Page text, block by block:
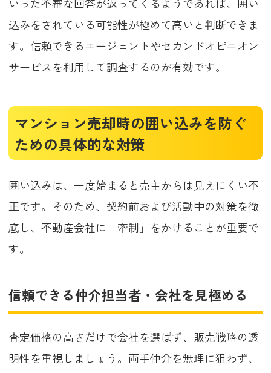
込みをされている可能性が極めて高いと判断できま
す。信頼できるエージェントやセカンドオピニオン
サービスを利用して調査するのが有効です。
マンション売却時の囲い込みを防ぐ
ための具体的な対策
囲い込みは、一度始まると売主からは見えにくい不
正です。そのため、契約前および活動中の対策を徹
底し、不動産会社に「牽制」をかけることが重要で
す。
信頼できる仲介担当者・会社を見極める
査定価格の高さだけで会社を選ばず、販売戦略の透
明性を重視しましょう。両手仲介を無理に狙わず、